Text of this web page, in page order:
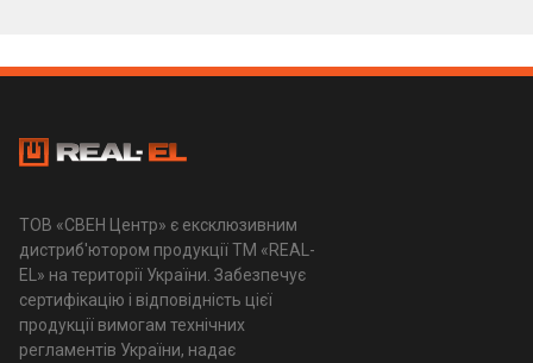
ТОВ «СВЕН Центр» є ексклюзивним
дистриб'ютором продукції ТМ «REAL-
EL» на території України. Забезпечує
сертифікацію і відповідність цієї
продукції вимогам технічних
регламентів України, надає